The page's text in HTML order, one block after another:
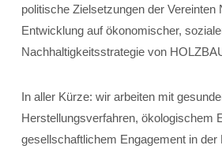
politische Zielsetzungen der
Entwicklung auf ökonomischer,
Nachhaltigkeitsstrategie von
In aller Kürze: wir arbeiten mit
Herstellungsverfahren, ökologischem
gesellschaftlichem Engagement in